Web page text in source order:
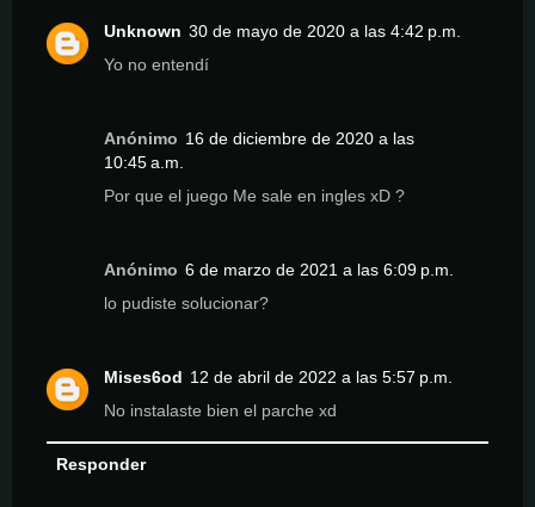
Unknown 30 de mayo de 2020 a las 4:42 p.m.
Yo no entendí
Anónimo 16 de diciembre de 2020 a las
10:45 a.m.
Por que el juego Me sale en ingles xD ?
Anónimo 6 de marzo de 2021 a las 6:09 p.m.
lo pudiste solucionar?
Mises6od 12 de abril de 2022 a las 5:57 p.m.
No instalaste bien el parche xd
Responder